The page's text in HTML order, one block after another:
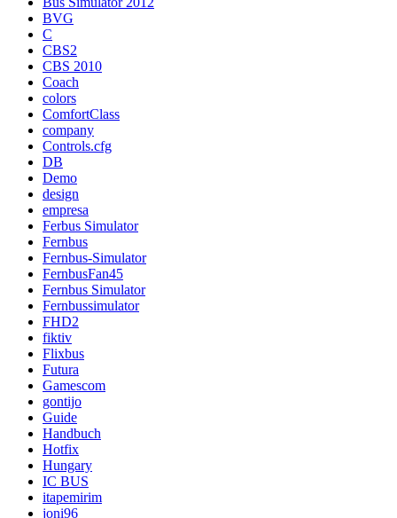
BVG
C
CBS2
CBS 2010
Coach
colors
ComfortClass
company
Controls.cfg
DB
Demo
design
empresa
Ferbus Simulator
Fernbus
Fernbus-Simulator
FernbusFan45
Fernbus Simulator
Fernbussimulator
FHD2
fiktiv
Flixbus
Futura
Gamescom
gontijo
Guide
Handbuch
Hotfix
Hungary
IC BUS
itapemirim
joni96